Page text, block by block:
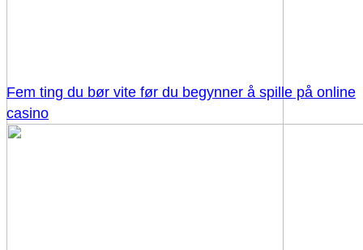
Fem ting du bør vite før du begynner å spille på online
casino